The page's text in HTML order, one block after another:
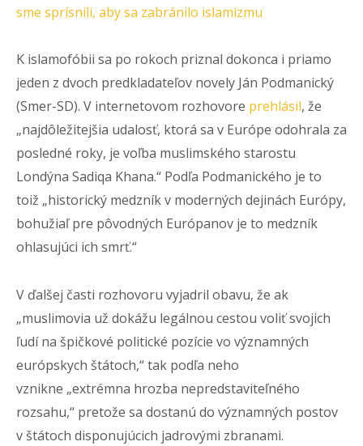
sme sprísnili, aby sa zabránilo islamizmu
K islamofóbii sa po rokoch priznal dokonca i priamo
jeden z dvoch predkladateľov novely Ján Podmanický
(Smer-SD). V internetovom rozhovore prehlásil, že
„najdôležitejšia udalosť, ktorá sa v Európe odohrala za
posledné roky, je voľba muslimského starostu
Londýna Sadiqa Khana.“ Podľa Podmanického je to
toiž „historický medzník v moderných dejinách Európy,
bohužiaľ pre pôvodných Európanov je to medzník
ohlasujúci ich smrť.“
V ďalšej časti rozhovoru vyjadril obavu, že ak
„muslimovia už dokážu legálnou cestou voliť svojich
ľudí na špičkové politické pozície vo významných
európskych štátoch,“ tak podľa neho
vznikne „extrémna hrozba nepredstaviteľného
rozsahu,“ pretože sa dostanú do významných postov
v štátoch disponujúcich jadrovými zbranami.